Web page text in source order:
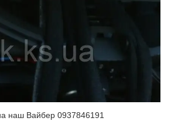
наш Вайбер 0937846191